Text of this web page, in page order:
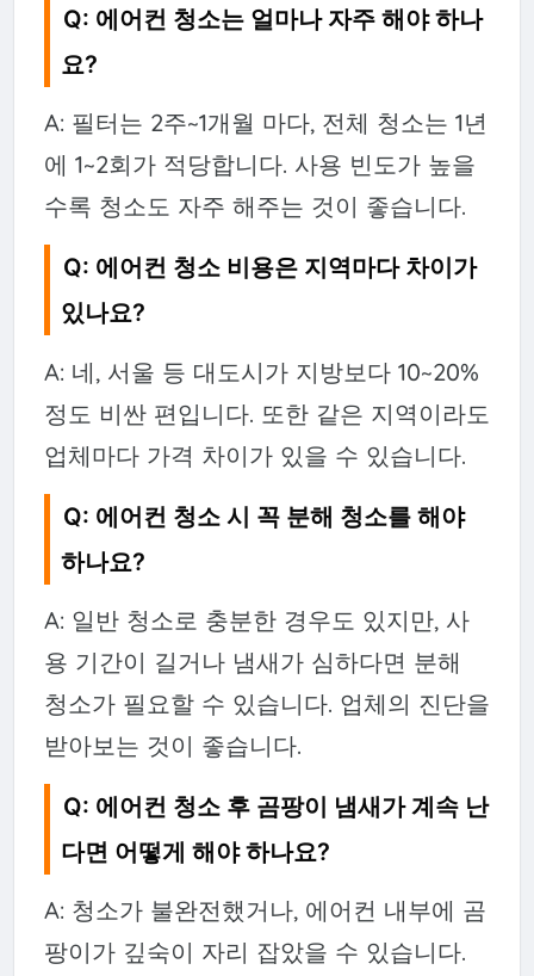
Q: 에어컨 청소는 얼마나 자주 해야 하나
요?
A: 필터는 2주~1개월 마다, 전체 청소는 1년
에 1~2회가 적당합니다. 사용 빈도가 높을
수록 청소도 자주 해주는 것이 좋습니다.
Q: 에어컨 청소 비용은 지역마다 차이가
있나요?
A: 네, 서울 등 대도시가 지방보다 10~20%
정도 비싼 편입니다. 또한 같은 지역이라도
업체마다 가격 차이가 있을 수 있습니다.
Q: 에어컨 청소 시 꼭 분해 청소를 해야
하나요?
A: 일반 청소로 충분한 경우도 있지만, 사
용 기간이 길거나 냄새가 심하다면 분해
청소가 필요할 수 있습니다. 업체의 진단을
받아보는 것이 좋습니다.
Q: 에어컨 청소 후 곰팡이 냄새가 계속 난
다면 어떻게 해야 하나요?
A: 청소가 불완전했거나, 에어컨 내부에 곰
팡이가 깊숙이 자리 잡았을 수 있습니다.